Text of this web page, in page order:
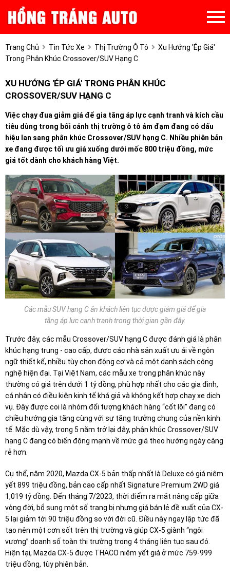
Trang Chủ Tin Tức Xe Thị Trường Ô Tô
Xu Hướng 'ép Giá'
Trong Phân Khúc Crossover/SUV Hạng C
XU HƯỚNG 'ÉP GIÁ' TRONG PHÂN KHÚC
CROSSOVER/SUV HẠNG C
Việc chạy đua giảm giá để gia tăng áp lực cạnh tranh và kích cầu
tiêu dùng trong bối cảnh thị trường ô tô ảm đạm đang có dấu
hiệu lan sang phân khúc Crossover/SUV hạng C. Nhiều phiên bản
xe đang được tối ưu giá xuống dưới mốc 800 triệu đồng, mức
giá tốt dành cho khách hàng Việt.
Các mẫu SUV hạng C ăn khách liên tục được giảm giá để gia
tăng áp lực cạnh tranh trong thời gian gần đây.
Trước đây, các mẫu Crossover/SUV hạng C được đánh giá là phân
khúc hạng trung - cao cấp, được các nhà sản xuất ưu ái về ngôn
ngữ thiết kế, nhiều tùy chọn động cơ và cả một danh sách công
nghệ hiện đại. Tại Việt Nam, các mẫu xe trong phân khúc này
thường có giá trên dưới 1 tỷ đồng, phù hợp nhất cho các gia đình,
cá nhân có điều kiện kinh tế khá giả và không kết hợp chạy xe dịch
vụ. Đây được coi là nhóm đối tượng khách hàng “cốt lõi” đang có
chiều hướng gia tăng cùng với sự tăng trưởng chung của nền kinh
tế. Mặc dù vậy, trong 5 năm trở lại đây, phân khúc Crossover/SUV
hạng C đang có biến động mạnh về mức giá theo hướng ngày càng
rẻ hơn.
Cụ thể, năm 2020, Mazda CX-5 bản thấp nhất là Deluxe có giá niêm
yết 899 triệu đồng, bản cao cấp nhất Signature Premium 2WD giá
1,019 tỷ đồng. Đến tháng 7/2023, thời điểm ra mắt nâng cấp giữa
vòng đời, bổ sung một số trang bị nhưng giá bán lẻ đề xuất của CX-
5 lại giảm tới 90 triệu đồng so với đời cũ. Điều này ngay lập tức đã
tạo nên một cơn sốt trên thị trường và giúp CX-5 giành “ngôi
vương” doanh số toàn thị trường trong 4 tháng liên tục sau đó.
Hiện tại, Mazda CX-5 được THACO niêm yết giá ở mức 759-999
triệu đồng, tùy phiên bản.